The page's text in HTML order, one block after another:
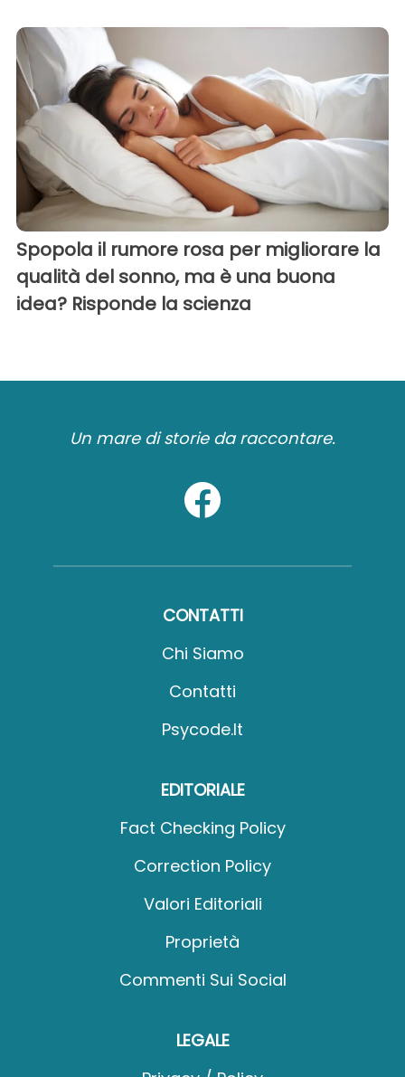
Spopola il rumore rosa per migliorare la
qualità del sonno, ma è una buona
idea? Risponde la scienza
Un mare di storie da raccontare.
CONTATTI
Chi Siamo
Contatti
Psycode.it
EDITORIALE
Fact Checking Policy
Correction Policy
Valori Editoriali
Proprietà
Commenti Sui Social
LEGALE